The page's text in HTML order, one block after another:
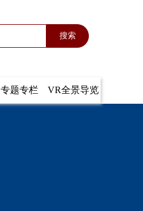
搜索
专题专栏 VR全景导览